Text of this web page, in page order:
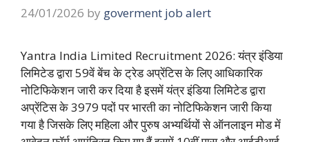
24/01/2026 by goverment job alert
Yantra India Limited Recruitment 2026: यंत्र इंडिया
लिमिटेड द्वारा 59वें बेंच के ट्रेड अप्रेंटिस के लिए आधिकारिक
नोटिफिकेशन जारी कर दिया है इसमें यंत्र इंडिया लिमिटेड द्वारा
अप्रेंटिस के 3979 पदों पर भारती का नोटिफिकेशन जारी किया
गया है जिसके लिए महिला और पुरुष अभ्यर्थियों से ऑनलाइन मोड में